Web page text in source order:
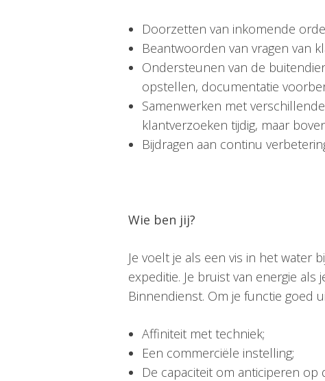
Doorzetten van inkomende
Beantwoorden van vragen van
Ondersteunen van de
opstellen, documentatie
Samenwerken met
klantverzoeken tijdig, maar
Bijdragen aan continu
Wie ben jij?
Je voelt je als een vis in het water
expeditie. Je bruist van energie
Binnendienst. Om je functie goed
Affiniteit met techniek;
Een commerciële instelling;
De capaciteit om anticiperen op